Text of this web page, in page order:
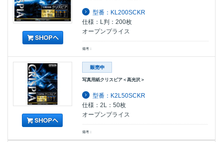
型番：KL200SCKR
仕様：L判：200枚
オープンプライス
備考：
写真用紙クリスピア＜高光沢＞
型番：K2L50SCKR
仕様：2L：50枚
オープンプライス
備考：